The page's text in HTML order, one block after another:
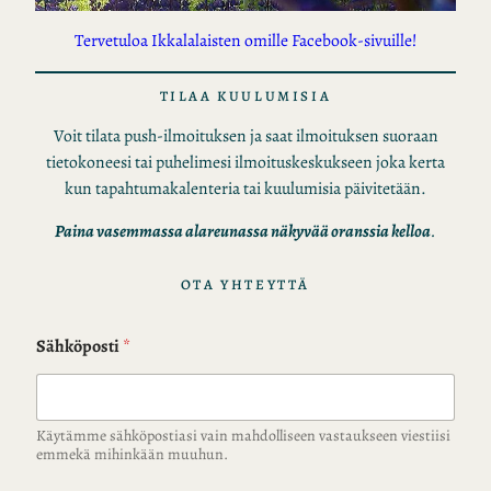
Tervetuloa Ikkalalaisten omille Facebook-sivuille!
TILAA KUULUMISIA
Voit tilata push-ilmoituksen ja saat ilmoituksen suoraan
tietokoneesi tai puhelimesi ilmoituskeskukseen joka kerta
kun tapahtumakalenteria tai kuulumisia päivitetään.
Paina vasemmassa alareunassa näkyvää oranssia kelloa.
OTA YHTEYTTÄ
Sähköposti*
Käytämme sähköpostiasi vain mahdolliseen vastaukseen viestiisi
emmekä mihinkään muuhun.